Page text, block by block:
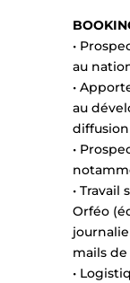
•
au
•
au
diffusion
•
•
Orféo
mails
•